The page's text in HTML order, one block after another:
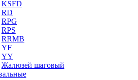
KSFD
RD
RPG
RPS
RRMB
YF
YY
Жалюзей шаговый